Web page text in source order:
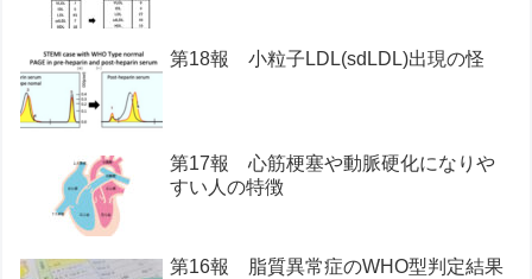
第18報 小粒子LDL(sdLDL)出現の怪
第17報 心筋梗塞や動脈硬化になりや
すい人の特徴
第16報 脂質異常症のWHO型判定結果